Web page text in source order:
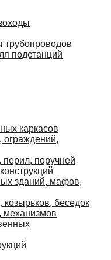
трубопроводов
подстанций
каркасов
ограждений,
перил, поручней
зданий, мафов,
козырьков, беседок
механизмов